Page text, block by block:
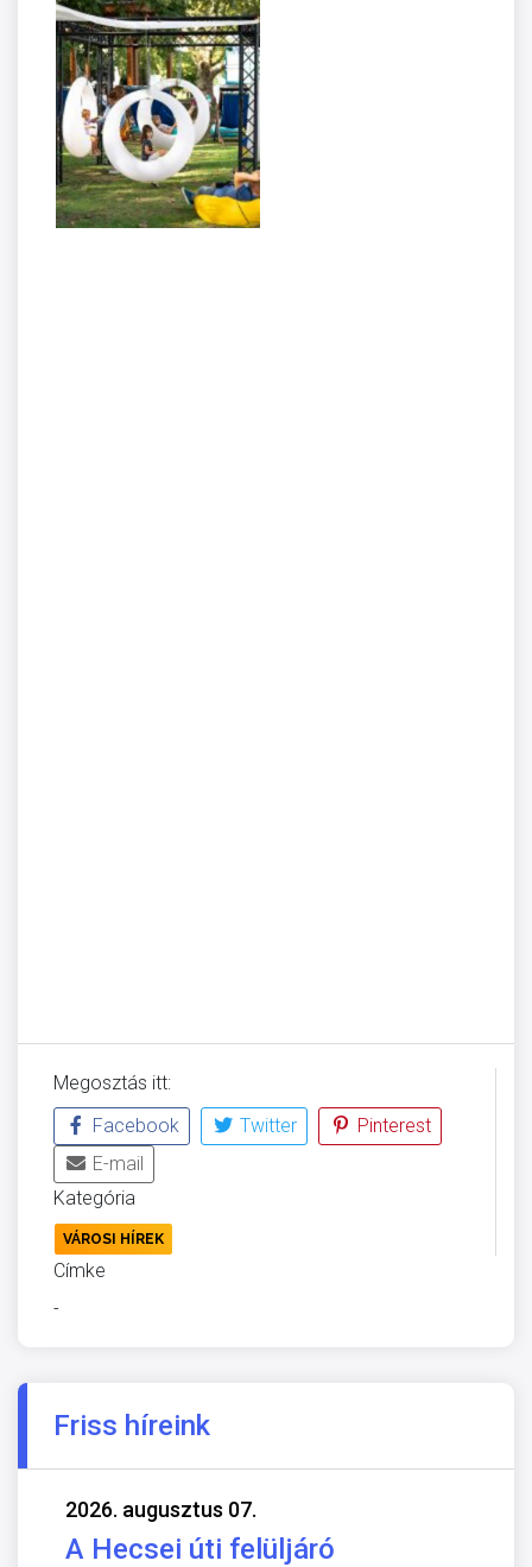
Megosztás itt:
Facebook
Twitter
Pinterest
E-mail
Kategória
VÁROSI HÍREK
Címke
-
Friss híreink
2026. augusztus 07.
A Hecsei úti felüljáró